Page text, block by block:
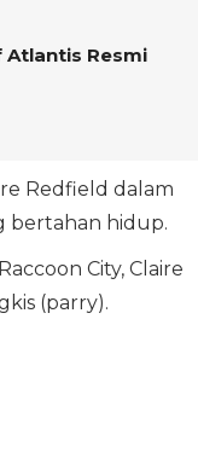
Atlantis Resmi
Redfield dalam
bertahan hidup.
City, Claire
(parry).